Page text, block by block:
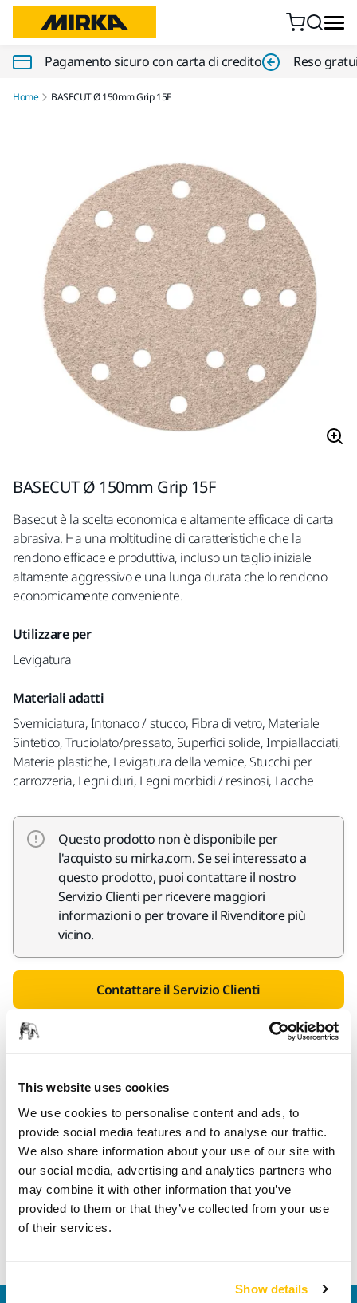
This website uses cookies
We use cookies to personalise content and ads, to
provide social media features and to analyse our traffic.
We also share information about your use of our site with
our social media, advertising and analytics partners who
may combine it with other information that you’ve
provided to them or that they’ve collected from your use
of their services.
Show details
Pagamento sicuro con carta di credito Reso
Home BASECUT Ø 150mm Grip 15F
BASECUT Ø 150mm Grip 15F
Basecut è la scelta economica e altamente efficace di carta
abrasiva. Ha una moltitudine di caratteristiche che la
rendono efficace e produttiva, incluso un taglio iniziale
altamente aggressivo e una lunga durata che lo rendono
economicamente conveniente.
Utilizzare per
Levigatura
Materiali adatti
Sverniciatura, Intonaco / stucco, Fibra di vetro, Materiale
Sintetico, Truciolato/pressato, Superfici solide, Impiallacciati,
Materie plastiche, Levigatura della vernice, Stucchi per
carrozzeria, Legni duri, Legni morbidi / resinosi, Lacche
Questo prodotto non è disponibile per
l'acquisto su mirka.com. Se sei interessato a
questo prodotto, puoi contattare il nostro
Servizio Clienti per ricevere maggiori
informazioni o per trovare il Rivenditore più
vicino.
Contattare il Servizio Clienti
Dettagli tecnici Download
Basecut è la scelta economica e altamente efficace di carta
abrasiva. Ha una moltitudine di caratteristiche che la
rendono efficace e produttiva, incluso un taglio iniziale
altamente aggressivo e una lunga durata che lo rendono
economicamente conveniente.